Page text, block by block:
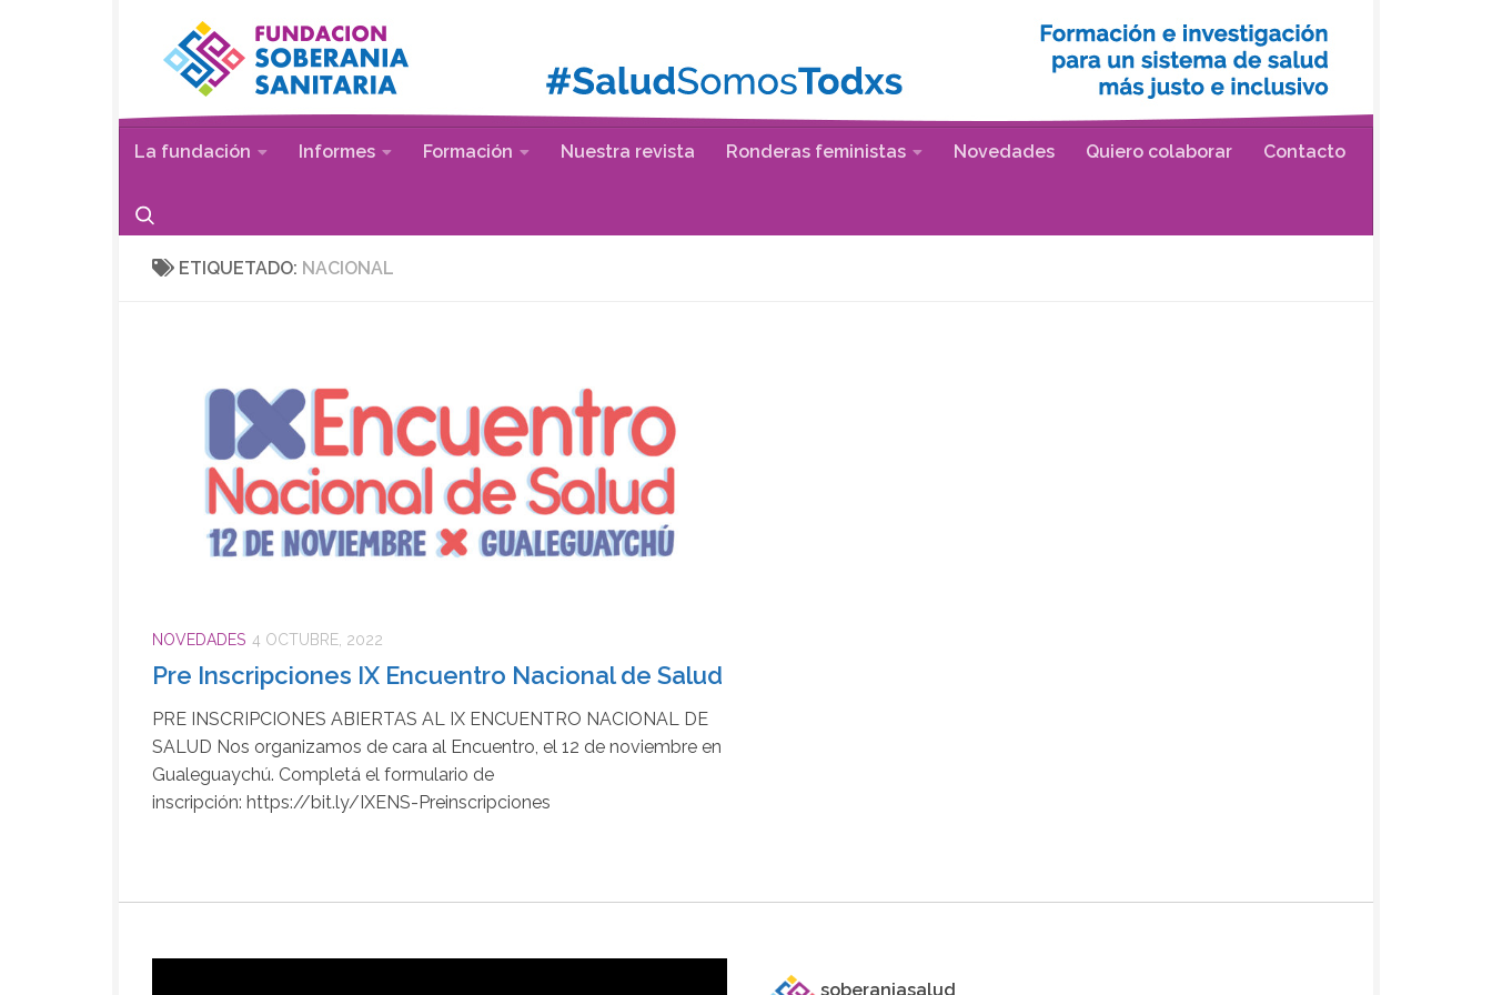
Saltar al contenido
La fundación Informes Formación Nuestra revista Ronderas feministas Novedades Quiero colaborar Contacto
ETIQUETADO: NACIONAL
NOVEDADES 4 OCTUBRE, 2022
Pre Inscripciones IX Encuentro Nacional de Salud
PRE INSCRIPCIONES ABIERTAS AL IX ENCUENTRO NACIONAL DE
SALUD Nos organizamos de cara al Encuentro, el 12 de noviembre en
Gualeguaychú. Completá el formulario de
inscripción: https://bit.ly/IXENS-Preinscripciones
soberaniasalud